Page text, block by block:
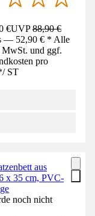
€UVP88,90 €
— 52,90 € * Alle
MwSt. und ggf.
pro
/ ST
aus
x 35 cm, PVC-
noch nicht